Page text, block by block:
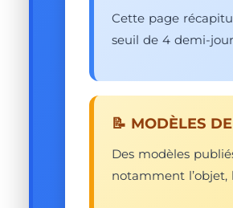
Cette page
seuil de 4 demi-
📝 MODÈLES
Des modèles
notamment l’objet,